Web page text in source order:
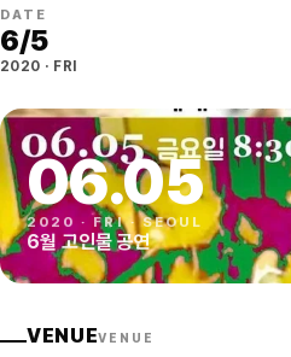
DATE
6/5
2020 · FRI
06.05
2020 · FRI·SEOUL
6월 고인물 공연
VENUEVENUE